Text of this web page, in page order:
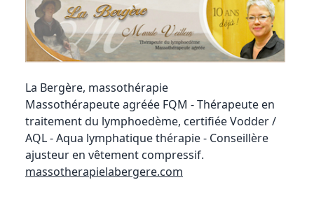
La Bergère, massothérapie
Massothérapeute agréée FQM - Thérapeute en
traitement du lymphoedème, certifiée Vodder /
AQL - Aqua lymphatique thérapie - Conseillère
ajusteur en vêtement compressif.
massotherapielabergere.com